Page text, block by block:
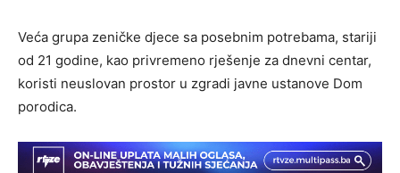
Veća grupa zeničke djece sa posebnim potrebama, stariji
od 21 godine, kao privremeno rješenje za dnevni centar,
koristi neuslovan prostor u zgradi javne ustanove Dom
porodica.